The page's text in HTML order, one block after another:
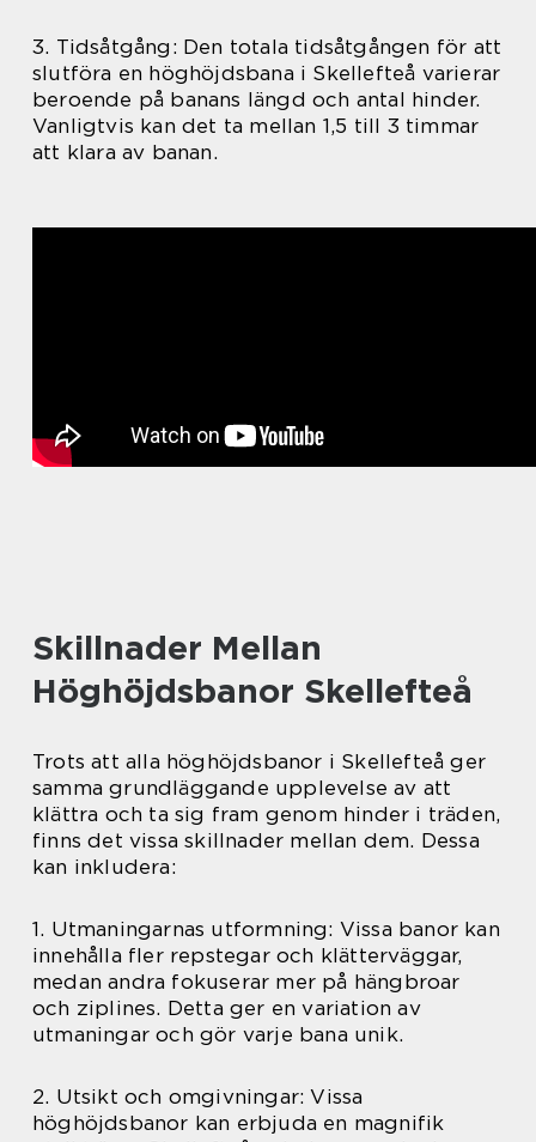
3. Tidsåtgång: Den totala tidsåtgången för att
slutföra en höghöjdsbana i Skellefteå varierar
beroende på banans längd och antal hinder.
Vanligtvis kan det ta mellan 1,5 till 3 timmar
att klara av banan.
Skillnader Mellan
Höghöjdsbanor Skellefteå
Trots att alla höghöjdsbanor i Skellefteå ger
samma grundläggande upplevelse av att
klättra och ta sig fram genom hinder i träden,
finns det vissa skillnader mellan dem. Dessa
kan inkludera:
1. Utmaningarnas utformning: Vissa banor kan
innehålla fler repstegar och klätterväggar,
medan andra fokuserar mer på hängbroar
och ziplines. Detta ger en variation av
utmaningar och gör varje bana unik.
2. Utsikt och omgivningar: Vissa
höghöjdsbanor kan erbjuda en magnifik